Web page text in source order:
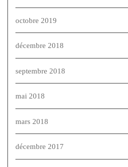
octobre 2019
décembre 2018
septembre 2018
mai 2018
mars 2018
décembre 2017